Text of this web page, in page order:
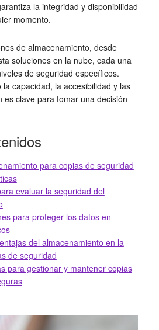
la integridad y disponibilidad
momento.
de almacenamiento, desde
soluciones en la nube, cada una
de seguridad específicos.
capacidad, la accesibilidad y las
es clave para tomar una decisión
para copias de seguridad
evaluar la seguridad del
para proteger los datos en
del almacenamiento en la
de seguridad
para gestionar y mantener copias